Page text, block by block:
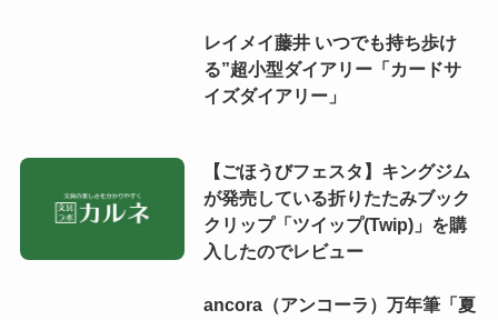
レイメイ藤井 いつでも持ち歩け
る”超小型ダイアリー「カードサ
イズダイアリー」
【ごほうびフェスタ】キングジム
が発売している折りたたみブック
クリップ「ツイップ(Twip)」を購
入したのでレビュー
ancora（アンコーラ）万年筆「夏